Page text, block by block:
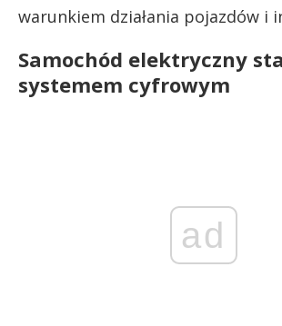
warunkiem działania pojazdów i
Samochód elektryczny
systemem cyfrowym
ad